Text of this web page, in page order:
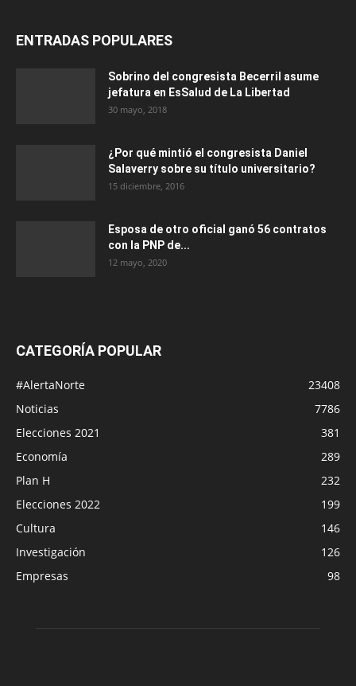
ENTRADAS POPULARES
Sobrino del congresista Becerril asume
jefatura en EsSalud de La Libertad
30 mayo, 2018
¿Por qué mintió el congresista Daniel
Salaverry sobre su título universitario?
15 diciembre, 2016
Esposa de otro oficial ganó 56 contratos
con la PNP de...
12 mayo, 2020
CATEGORÍA POPULAR
#AlertaNorte
23408
Noticias
7786
Elecciones 2021
381
Economía
289
Plan H
232
Elecciones 2022
199
Cultura
146
Investigación
126
Empresas
98